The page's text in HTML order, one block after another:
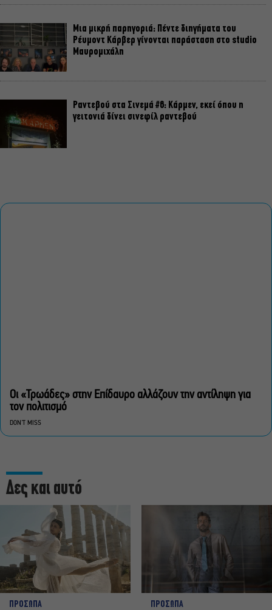
Μια μικρή παρηγοριά: Πέντε διηγήματα του
Ρέυμοντ Κάρβερ γίνονται παράσταση στο studio
Μαυρομιχάλη
Ραντεβού στα Σινεμά #6: Κάρμεν, εκεί όπου η
γειτονιά δίνει σινεφίλ ραντεβού
Οι «Τρωάδες» στην Επίδαυρο αλλάζουν την αντίληψη για
τον πολιτισμό
DON'T MISS
Δες και αυτό
ΠΡΟΣΩΠΑ ΠΡΟΣΩΠΑ